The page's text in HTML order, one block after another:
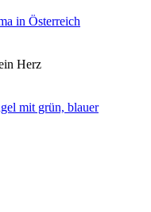
in Österreich